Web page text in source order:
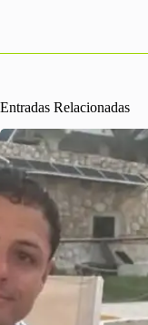
Entradas Relacionadas